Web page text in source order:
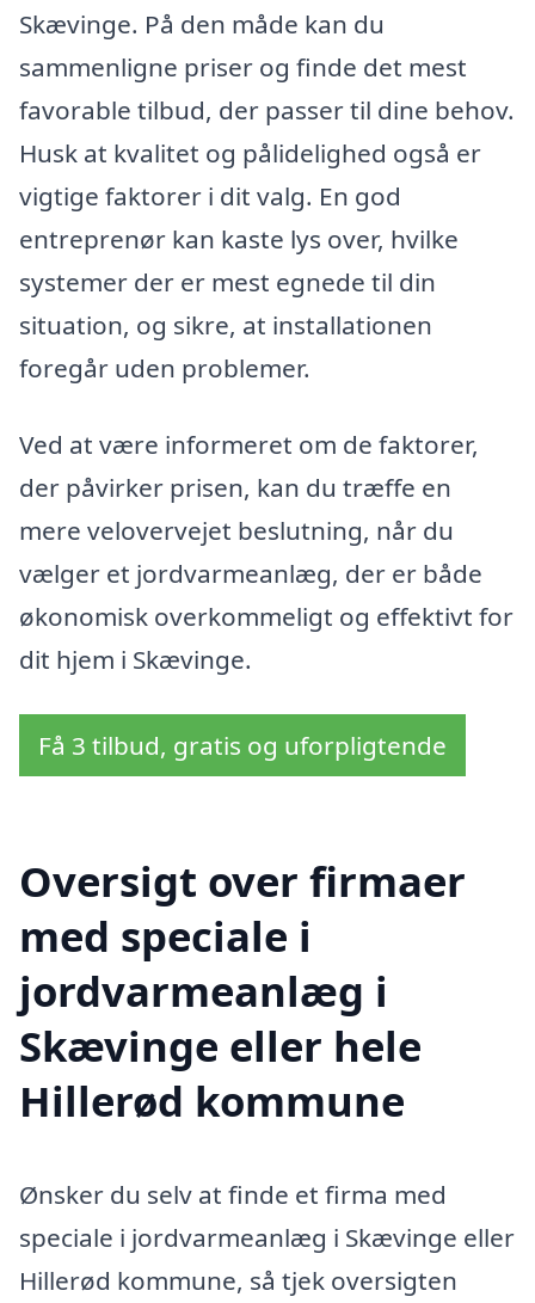
Skævinge. På den måde kan du
sammenligne priser og finde det mest
favorable tilbud, der passer til dine behov.
Husk at kvalitet og pålidelighed også er
vigtige faktorer i dit valg. En god
entreprenør kan kaste lys over, hvilke
systemer der er mest egnede til din
situation, og sikre, at installationen
foregår uden problemer.
Ved at være informeret om de faktorer,
der påvirker prisen, kan du træffe en
mere velovervejet beslutning, når du
vælger et jordvarmeanlæg, der er både
økonomisk overkommeligt og effektivt for
dit hjem i Skævinge.
Få 3 tilbud, gratis og uforpligtende
Oversigt over firmaer
med speciale i
jordvarmeanlæg i
Skævinge eller hele
Hillerød kommune
Ønsker du selv at finde et firma med
speciale i jordvarmeanlæg i Skævinge eller
Hillerød kommune, så tjek oversigten